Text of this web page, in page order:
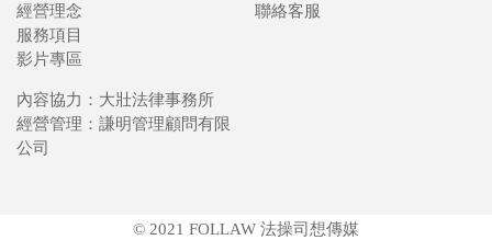
經營理念
服務項目
影片專區
聯絡客服
內容協力：大壯法律事務所
經營管理：謙明管理顧問有限
公司
© 2021 FOLLAW 法操司想傳媒